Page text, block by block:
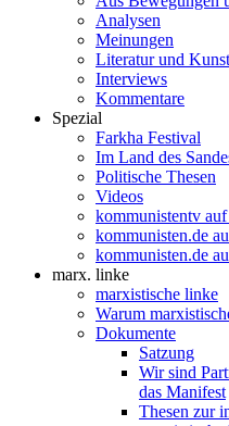
Analysen
Meinungen
Literatur und Kunst
Interviews
Kommentare
Spezial
Farkha Festival
Im Land des
Politische Thesen
Videos
kommunistentv
kommunisten.de
kommunisten.de
marx. linke
marxistische linke
Warum
Dokumente
Satzung
Wir sind
das Manifest
Thesen zur